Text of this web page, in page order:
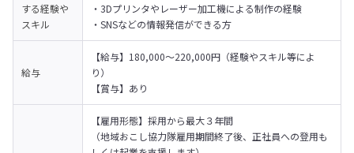
する経験や
スキル
・3Dプリンタやレーザー加工機による制作の経験
・SNSなどの情報発信ができる方
給与
【給与】180,000～220,000円（経験やスキル等によ
り）
【賞与】あり
【雇用形態】採用から最大３年間
（地域おこし協力隊雇用期間終了後、正社員への登用も